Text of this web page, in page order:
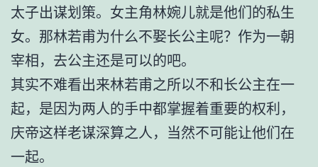
太子出谋划策。女主角林婉儿就是他们的私生
女。那林若甫为什么不娶长公主呢？作为一朝
宰相，去公主还是可以的吧。
其实不难看出来林若甫之所以不和长公主在一
起，是因为两人的手中都掌握着重要的权利，
庆帝这样老谋深算之人，当然不可能让他们在
一起。